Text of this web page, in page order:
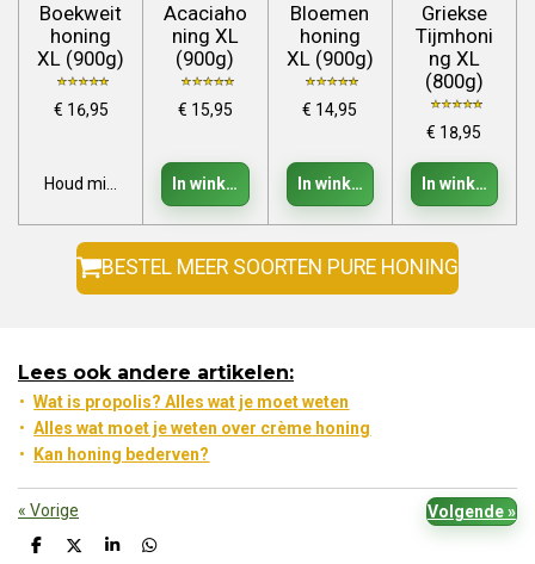
Boekweit
honing
XL (900g)
€ 16,95
Houd mij op de hoogte
Acaciaho
ning XL
(900g)
€ 15,95
In winkelwagen
Bloemen
honing
XL (900g)
€ 14,95
In winkelwagen
Griekse
Tijmhoni
ng XL
(800g)
€ 18,95
In
BESTEL MEER SOORTEN PURE HONING
Lees ook andere artikelen:
Wat is propolis? Alles wat je moet weten
Alles wat moet je weten over crème honing
Kan honing bederven?
« Vorige Volgende»
D
D
S
D